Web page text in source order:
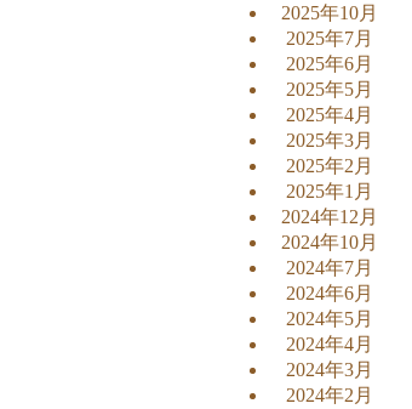
2025年10月
2025年7月
2025年6月
2025年5月
2025年4月
2025年3月
2025年2月
2025年1月
2024年12月
2024年10月
2024年7月
2024年6月
2024年5月
2024年4月
2024年3月
2024年2月